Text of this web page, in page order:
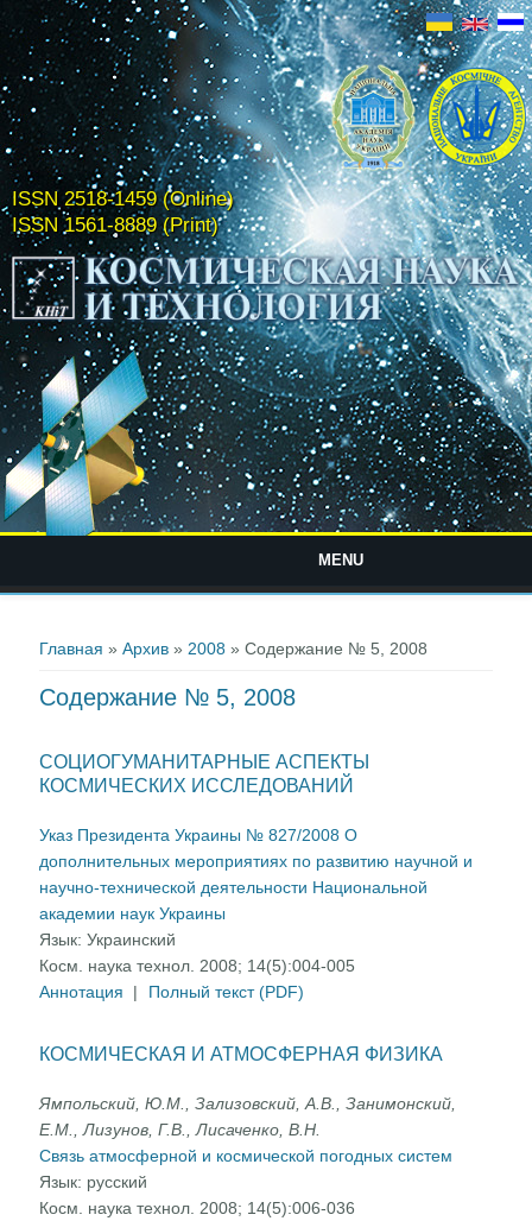
ISSN 2518-1459 (Online)
ISSN 1561-8889 (Print)
MENU
Главная »Архив » 2008 » Содержание № 5, 2008
Содержание № 5, 2008
СОЦИОГУМАНИТАРНЫЕ АСПЕКТЫ
КОСМИЧЕСКИХ ИССЛЕДОВАНИЙ
Указ Президента Украины № 827/2008 О
дополнительных мероприятиях по развитию научной и
научно-технической деятельности Национальной
академии наук Украины
Язык:Украинский
Косм. наука технол. 2008; 14(5):004-005
Аннотация
| Полный текст (PDF)
КОСМИЧЕСКАЯ И АТМОСФЕРНАЯ ФИЗИКА
Ямпольский, Ю.М., Зализовский, А.В., Занимонский,
Е.М., Лизунов, Г.В., Лисаченко, В.Н.
Связь атмосферной и космической погодных систем
Язык: русский
Косм. наука технол. 2008; 14(5):006-036